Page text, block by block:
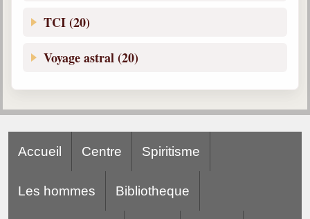
TCI (20)
Voyage astral (20)
Accueil Centre Spiritisme
Les hommes Bibliotheque